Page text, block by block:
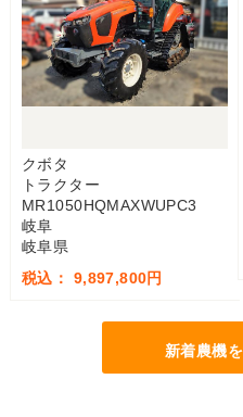
クボタ
トラクター
MR1050HQMAXWUPC3
岐阜
岐阜県
税込： 9,897,800円
新着農機